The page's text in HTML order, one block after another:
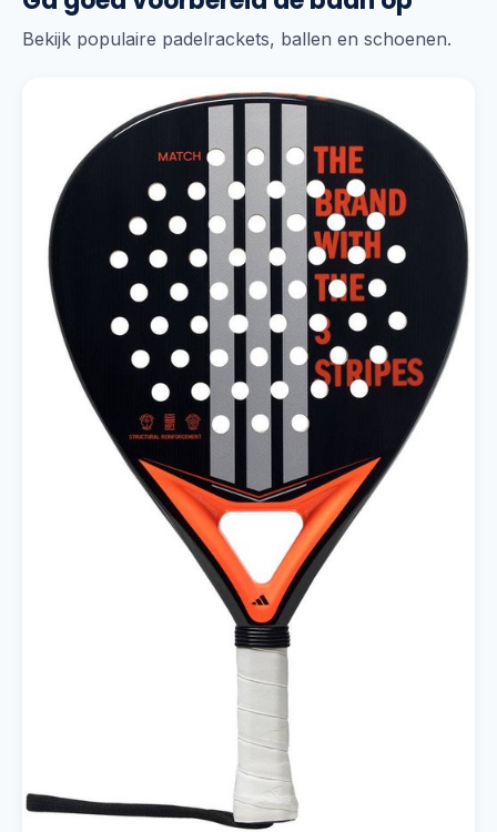
Bekijk populaire padelrackets, ballen en schoenen.